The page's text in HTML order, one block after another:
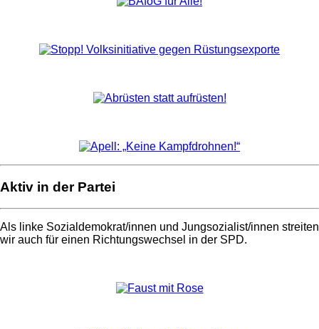
Aktiv in der Partei
Als linke Sozialdemokrat/innen und Jungsozialist/innen streiten
wir auch für einen Richtungswechsel in der SPD.